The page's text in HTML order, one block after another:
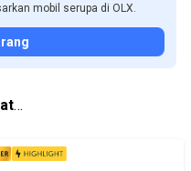
mobil serupa di OLX.